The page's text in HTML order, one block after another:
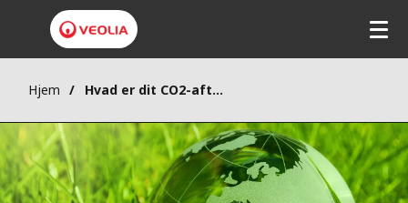
Hjem Hvad er dit CO2-aftryk og hvordan kan du reducere det?